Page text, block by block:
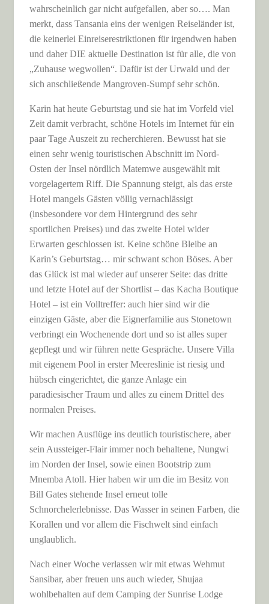
wahrscheinlich gar nicht aufgefallen, aber so…. Man
merkt, dass Tansania eins der wenigen Reiseländer ist,
die keinerlei Einreiserestriktionen für irgendwen haben
und daher DIE aktuelle Destination ist für alle, die von
„Zuhause wegwollen“. Dafür ist der Urwald und der
sich anschließende Mangroven-Sumpf sehr schön.
Karin hat heute Geburtstag und sie hat im Vorfeld viel
Zeit damit verbracht, schöne Hotels im Internet für ein
paar Tage Auszeit zu recherchieren. Bewusst hat sie
einen sehr wenig touristischen Abschnitt im Nord-
Osten der Insel nördlich Matemwe ausgewählt mit
vorgelagertem Riff. Die Spannung steigt, als das erste
Hotel mangels Gästen völlig vernachlässigt
(insbesondere vor dem Hintergrund des sehr
sportlichen Preises) und das zweite Hotel wider
Erwarten geschlossen ist. Keine schöne Bleibe an
Karin’s Geburtstag… mir schwant schon Böses. Aber
das Glück ist mal wieder auf unserer Seite: das dritte
und letzte Hotel auf der Shortlist – das Kacha Boutique
Hotel – ist ein Volltreffer: auch hier sind wir die
einzigen Gäste, aber die Eignerfamilie aus Stonetown
verbringt ein Wochenende dort und so ist alles super
gepflegt und wir führen nette Gespräche. Unsere Villa
mit eigenem Pool in erster Meereslinie ist riesig und
hübsch eingerichtet, die ganze Anlage ein
paradiesischer Traum und alles zu einem Drittel des
normalen Preises.
Wir machen Ausflüge ins deutlich touristischere, aber
sein Aussteiger-Flair immer noch behaltene, Nungwi
im Norden der Insel, sowie einen Bootstrip zum
Mnemba Atoll. Hier haben wir um die im Besitz von
Bill Gates stehende Insel erneut tolle
Schnorchelerlebnisse. Das Wasser in seinen Farben, die
Korallen und vor allem die Fischwelt sind einfach
unglaublich.
Nach einer Woche verlassen wir mit etwas Wehmut
Sansibar, aber freuen uns auch wieder, Shujaa
wohlbehalten auf dem Camping der Sunrise Lodge